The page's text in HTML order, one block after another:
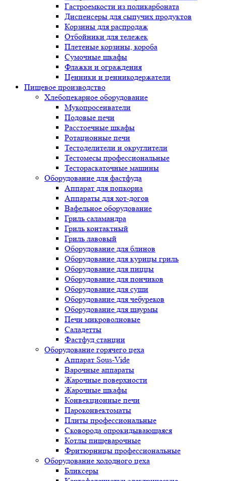
Гастроемкости из поликарбоната
Диспенсеры для сыпучих продуктов
Корзины для распродаж
Отбойники для тележек
Плетеные корзины, короба
Сумочные шкафы
Флажки и ограждения
Ценники и ценникодержатели
Пищевое производство
Хлебопекарное оборудование
Мукопросеиватели
Подовые печи
Расстоечные шкафы
Ротационные печи
Тестоделители и округлители
Тестомесы профессиональные
Тестораскаточные машины
Оборудование для фастфуда
Аппарат для попкорна
Аппараты для хот-догов
Вафельное оборудование
Гриль саламандра
Гриль контактный
Гриль лавовый
Оборудование для блинов
Оборудование для курицы гриль
Оборудование для пиццы
Оборудование для пончиков
Оборудование для суши
Оборудование для чебуреков
Оборудование для шаурмы
Печи микроволновые
Саладетты
Фастфуд станции
Оборудование горячего цеха
Аппарат Sous-Vide
Варочные аппараты
Жарочные поверхности
Жарочные шкафы
Конвекционные печи
Пароконвектоматы
Плиты профессиональные
Сковорода опрокидывающаяся
Котлы пищеварочные
Фритюрницы профессиональные
Оборудование холодного цеха
Бликсеры